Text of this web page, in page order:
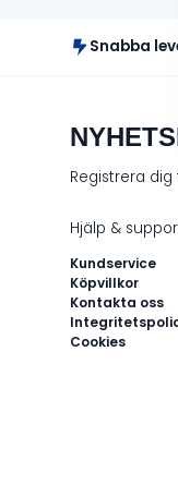
Snabba
Registrera
Hjälp &
Kundservice
Köpvillkor
Kontakta oss
Cookies